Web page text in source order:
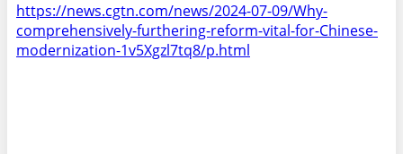
https://news.cgtn.com/news/2024-07-09/Why-
comprehensively-furthering-reform-vital-for-Chinese-
modernization-1v5Xgzl7tq8/p.html